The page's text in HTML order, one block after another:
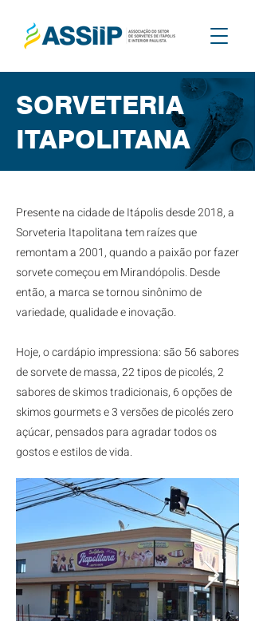
SORVETERIA
ITAPOLITANA
​Presente na cidade de Itápolis desde 2018, a
Sorveteria Itapolitana tem raízes que
remontam a 2001, quando a paixão por fazer
sorvete começou em Mirandópolis. Desde
então, a marca se tornou sinônimo de
variedade, qualidade e inovação.
Hoje, o cardápio impressiona: são 56 sabores
de sorvete de massa, 22 tipos de picolés, 2
sabores de skimos tradicionais, 6 opções de
skimos gourmets e 3 versões de picolés zero
açúcar, pensados para agradar todos os
gostos e estilos de vida.